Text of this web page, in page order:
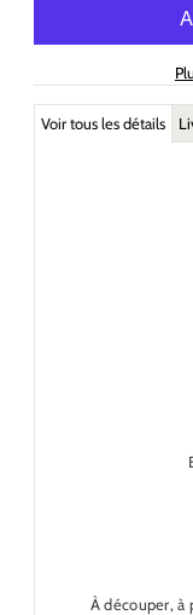
Voir tous les détails
À découper, à